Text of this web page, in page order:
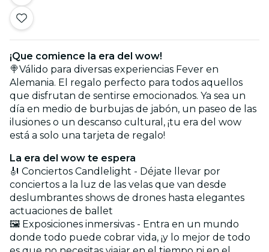
¡Que comience la era del wow!
🍭Válido para diversas experiencias Fever en
Alemania. El regalo perfecto para todos aquellos
que disfrutan de sentirse emocionados. Ya sea un
día en medio de burbujas de jabón, un paseo de las
ilusiones o un descanso cultural, ¡tu era del wow
está a solo una tarjeta de regalo!
La era del wow te espera
🎻 Conciertos Candlelight - Déjate llevar por
conciertos a la luz de las velas que van desde
deslumbrantes shows de drones hasta elegantes
actuaciones de ballet
🖼️ Exposiciones inmersivas - Entra en un mundo
donde todo puede cobrar vida, ¡y lo mejor de todo